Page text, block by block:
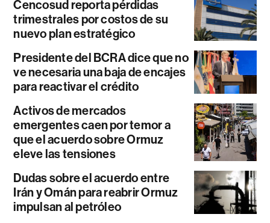
Cencosud reporta pérdidas
trimestrales por costos de su
nuevo plan estratégico
Presidente del BCRA dice que no
ve necesaria una baja de encajes
para reactivar el crédito
Activos de mercados
emergentes caen por temor a
que el acuerdo sobre Ormuz
eleve las tensiones
Dudas sobre el acuerdo entre
Irán y Omán para reabrir Ormuz
impulsan al petróleo